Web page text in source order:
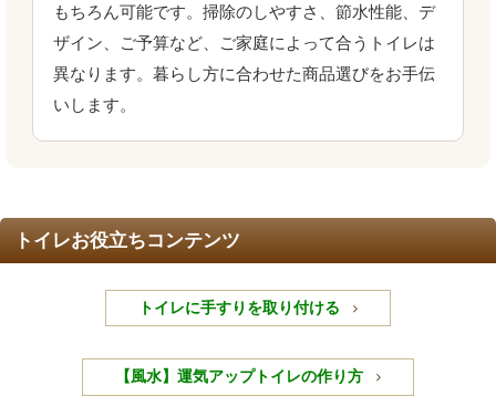
もちろん可能です。掃除のしやすさ、節水性能、デ
ザイン、ご予算など、ご家庭によって合うトイレは
異なります。暮らし方に合わせた商品選びをお手伝
いします。
トイレお役立ちコンテンツ
トイレに手すりを取り付ける
【風水】運気アップトイレの作り方